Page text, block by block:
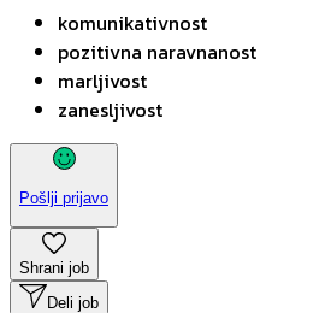
komunikativnost
pozitivna naravnanost
marljivost
zanesljivost
Pošlji prijavo
Shrani job
Deli job